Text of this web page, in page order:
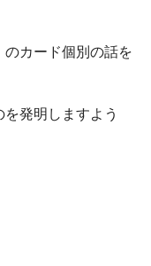
カード個別の話を
発明しますよう